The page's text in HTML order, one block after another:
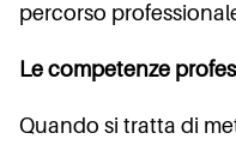
percorso
Le competenze
Quando si tratta di